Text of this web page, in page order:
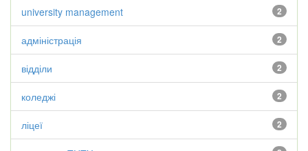
2
university management
2
адміністрація
2
відділи
2
коледжі
2
ліцеї